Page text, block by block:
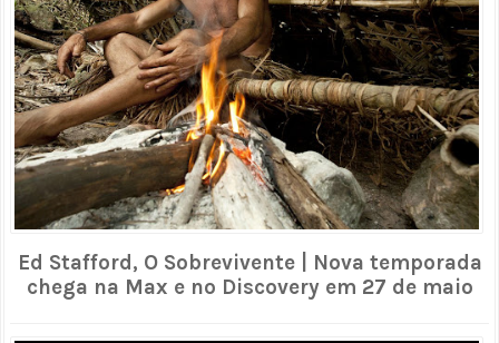
Ed Stafford, O Sobrevivente | Nova temporada
chega na Max e no Discovery em 27 de maio